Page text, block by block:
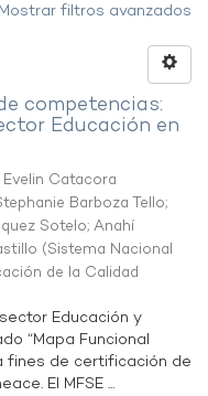
Mostrar filtros avanzados
competencias:
Educación en
Evelin Catacora
Barboza Tello;
Sotelo; Anahí
(Sistema Nacional
de la Calidad
Educación y
“Mapa Funcional
fines de certificación de
El MFSE ...